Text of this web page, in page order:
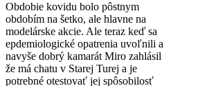
Obdobie kovidu bolo pôstnym
obdobím na šetko, ale hlavne na
modelárske akcie. Ale teraz keď sa
epdemiologické opatrenia uvoľnili a
navyše dobrý kamarát Miro zahlásil
že má chatu v Starej Turej a je
potrebné otestovať jej spôsobilosť